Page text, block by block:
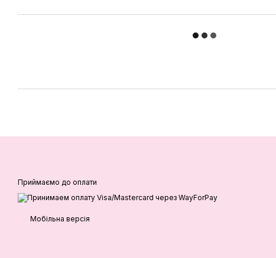
Приймаємо до оплати
Мобільна версія